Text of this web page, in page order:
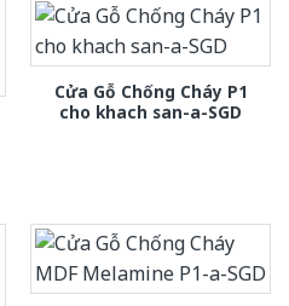
Cửa Gỗ Chống Cháy P1
cho khach san-a-SGD